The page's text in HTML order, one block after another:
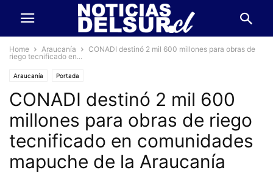
Home Araucanía
CONADI destinó 2 mil 600 millones para obras de
riego tecnificado en...
Araucanía Portada
CONADI destinó 2 mil 600
millones para obras de riego
tecnificado en comunidades
mapuche de la Araucanía